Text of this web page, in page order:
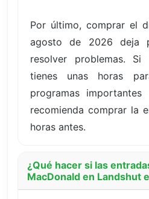
Por último, comprar el
agosto de 2026 deja
resolver problemas.
tienes unas horas
programas
recomienda comprar la
horas antes.
¿Qué hacer si las
MacDonald en Landshut